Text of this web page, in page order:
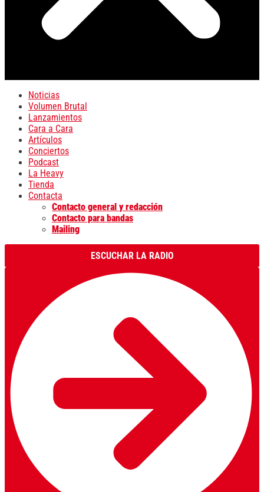
Noticias
Volumen Brutal
Lanzamientos
Cara a Cara
Artículos
Conciertos
Podcast
La Heavy
Tienda
Contacta
Contacto general y redacción
Contacto para bandas
Mailing
ESCUCHAR LA RADIO